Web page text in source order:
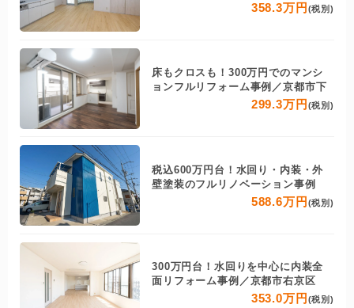
358.3万円 (税別)
床もクロスも！300万円でのマンシ
ョンフルリフォーム事例／京都市下
299.3万円 (税別)
税込600万円台！水回り・内装・外
壁塗装のフルリノベーション事例
588.6万円 (税別)
300万円台！水回りを中心に内装全
面リフォーム事例／京都市右京区
353.0万円 (税別)